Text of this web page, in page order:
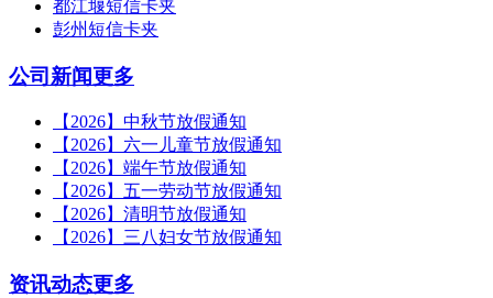
都江堰短信卡夹
彭州短信卡夹
公司新闻更多
【2026】中秋节放假通知
【2026】六一儿童节放假通知
【2026】端午节放假通知
【2026】五一劳动节放假通知
【2026】清明节放假通知
【2026】三八妇女节放假通知
资讯动态更多